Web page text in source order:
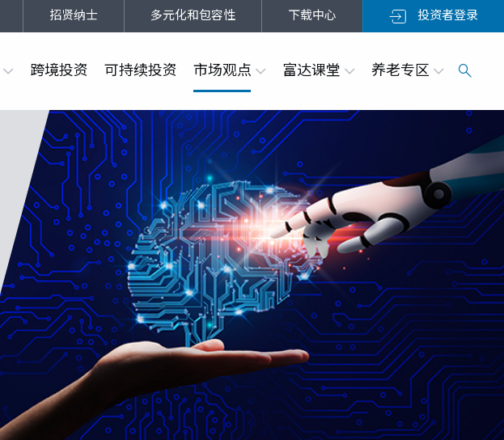
招贤纳士 多元化和包容性 下载中心 投资者登录
跨境投资 可持续投资 市场观点 富达课堂 养老专区